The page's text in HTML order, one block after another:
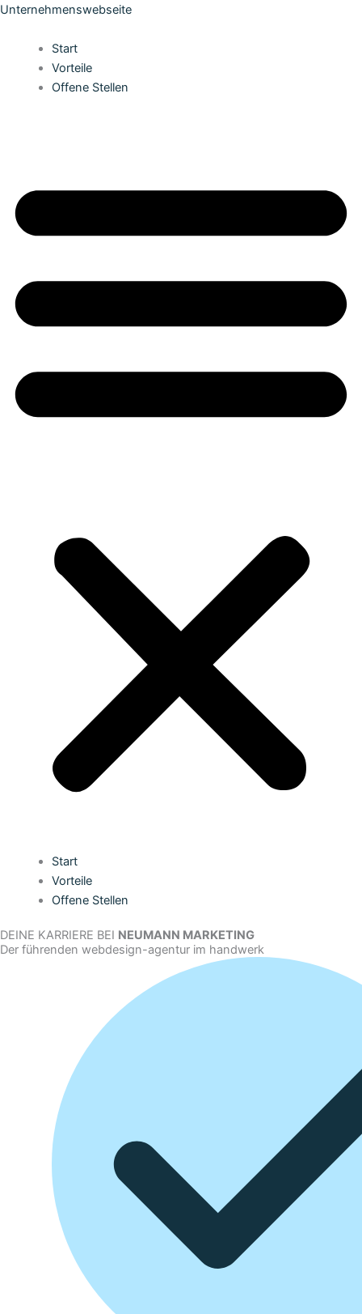
Zum
springen
Unternehmenswebseite
Start
Vorteile
Offene Stellen
Start
Vorteile
Offene Stellen
DEINE KARRIERE BEI NEUMANN MARKETING
Der führenden webdesign-agentur im handwerk